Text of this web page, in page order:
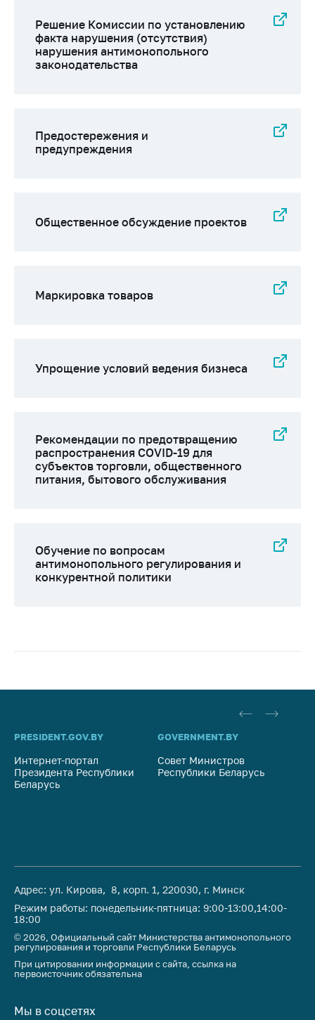
Решение Комиссии по установлению
факта нарушения (отсутствия)
нарушения антимонопольного
законодательства
Предостережения и
предупреждения
Общественное обсуждение проектов
Маркировка товаров
Упрощение условий ведения бизнеса
Рекомендации по предотвращению
распространения COVID-19 для
субъектов торговли, общественного
питания, бытового обслуживания
Обучение по вопросам
антимонопольного регулирования и
конкурентной политики
PRESIDENT.GOV.BY
Интернет-портал
Президента Республики
Беларусь
GOVERNMENT.BY
Совет Министров
Республики Беларусь
Адрес: ул. Кирова, 8, корп. 1, 220030, г. Минск
Режим работы: понедельник-пятница: 9:00-13:00,14:00-
18:00
© 2026, Официальный сайт Министерства антимонопольного
регулирования и торговли Республики Беларусь
При цитировании информации с сайта, ссылка на
первоисточник обязательна
Мы в соцсетях